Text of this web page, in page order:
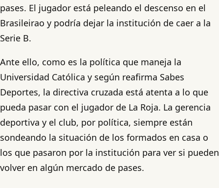
pases. El jugador está peleando el descenso en el
Brasileirao y podría dejar la institución de caer a la
Serie B.
Ante ello, como es la política que maneja la
Universidad Católica y según reafirma Sabes
Deportes, la directiva cruzada está atenta a lo que
pueda pasar con el jugador de La Roja. La gerencia
deportiva y el club, por política, siempre están
sondeando la situación de los formados en casa o
los que pasaron por la institución para ver si pueden
volver en algún mercado de pases.